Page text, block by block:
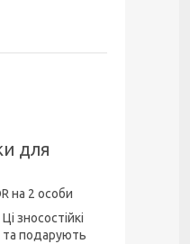
для
на 2 особи
зносостійкі
та подарують